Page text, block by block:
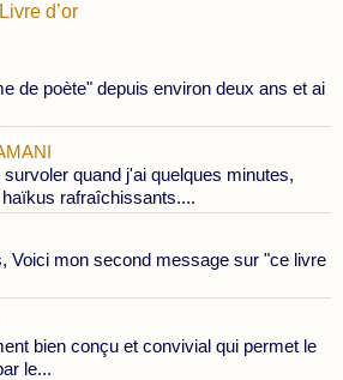
d’or
de poète" depuis environ deux ans et ai
quand j'ai quelques minutes,
rafraîchissants....
Voici mon second message sur "ce livre
bien conçu et convivial qui permet le
le...